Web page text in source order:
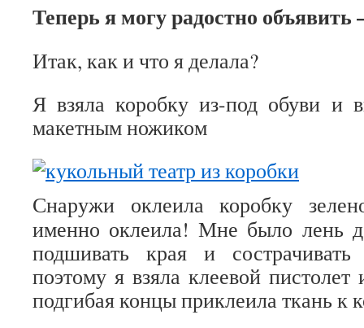
Теперь я могу радостно
Итак, как и что я делала?
Я взяла коробку из-под обуви и
макетным ножиком
Снаружи оклеила коробку
именно оклеила! Мне было лень
подшивать края и
поэтому я взяла клеевой пистолет
подгибая концы приклеила ткань к